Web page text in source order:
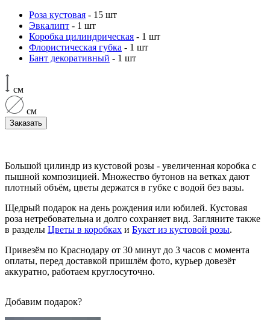
Роза кустовая - 15 шт
Эвкалипт - 1 шт
Коробка цилиндрическая - 1 шт
Флористическая губка - 1 шт
Бант декоративный - 1 шт
см
см
Заказать
Большой цилиндр из кустовой розы - увеличенная коробка с
пышной композицией. Множество бутонов на ветках дают
плотный объём, цветы держатся в губке с водой без вазы.
Щедрый подарок на день рождения или юбилей. Кустовая
роза нетребовательна и долго сохраняет вид. Загляните также
в разделы Цветы в коробках и Букет из кустовой розы.
Привезём по Краснодару от 30 минут до 3 часов с момента
оплаты, перед доставкой пришлём фото, курьер довезёт
аккуратно, работаем круглосуточно.
Добавим подарок?